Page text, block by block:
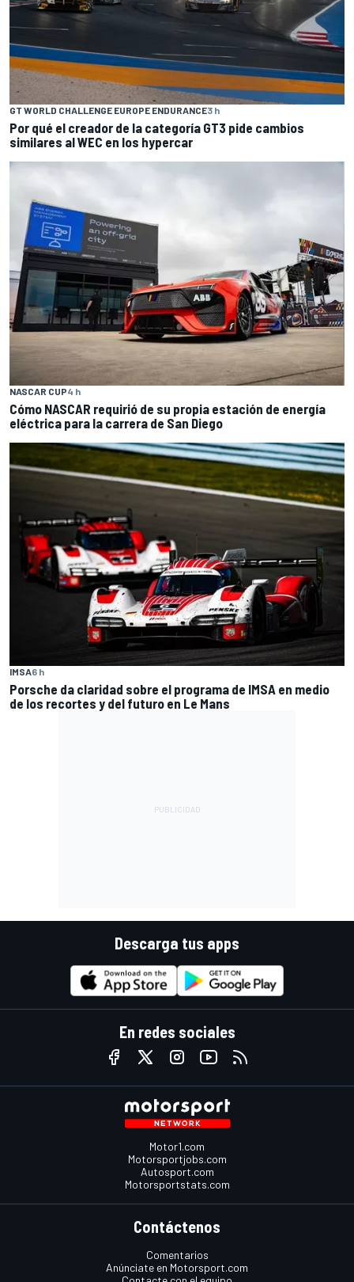
GT WORLD CHALLENGE EUROPE ENDURANCE3 h
Por qué el creador de la categoría GT3 pide cambios
similares al WEC en los hypercar
NASCAR CUP4 h
Cómo NASCAR requirió de su propia estación de energía
eléctrica para la carrera de San Diego
IMSA6 h
Porsche da claridad sobre el programa de IMSA en medio
de los recortes y del futuro en Le Mans
Descarga tus apps
En redes sociales
Motor1.com
Motorsportjobs.com
Autosport.com
Motorsportstats.com
Contáctenos
Comentarios
Anúnciate en Motorsport.com